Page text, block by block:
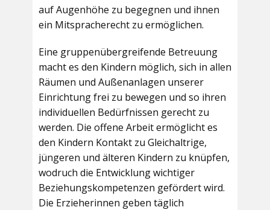
auf Augenhöhe zu begegnen und ihnen
ein Mitspracherecht zu ermöglichen.
Eine gruppenübergreifende Betreuung
macht es den Kindern möglich, sich in allen
Räumen und Außenanlagen unserer
Einrichtung frei zu bewegen und so ihren
individuellen Bedürfnissen gerecht zu
werden. Die offene Arbeit ermöglicht es
den Kindern Kontakt zu Gleichaltrige,
jüngeren und älteren Kindern zu knüpfen,
wodruch die Entwicklung wichtiger
Beziehungskompetenzen gefördert wird.
Die Erzieherinnen geben täglich